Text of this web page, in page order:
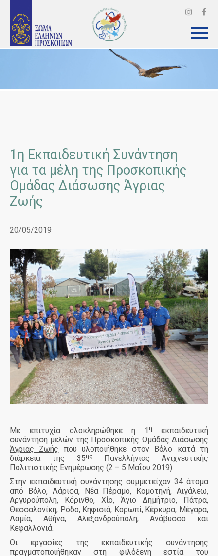
1η Εκπαιδευτική Συνάντηση
για τα μέλη της Προσκοπικής
Ομάδας Διάσωσης Άγριας
Ζωής
20/05/2019
Με επιτυχία ολοκληρώθηκε η 1η εκπαιδευτική
συνάντηση μελών της Προσκοπικής Ομάδας Διάσωσης
Άγριας Ζωής που υλοποιήθηκε στον Βόλο κατά τη
διάρκεια της 35ηςΠανελλήνιας Ανιχνευτικής
Πολιτιστικής Ενημέρωσης (2 – 5 Μαΐου 2019).
Στην εκπαιδευτική συνάντησης συμμετείχαν 34 άτομα
από Βόλο, Λάρισα, Νέα Πέραμο, Κομοτηνή, Αιγάλεω,
Αργυρούπολη, Κόρινθο, Χίο, Άγιο Δημήτριο, Πάτρα,
Θεσσαλονίκη, Ρόδο, Κηφισιά, Κορωπί, Κέρκυρα, Μέγαρα,
Λαμία, Αθήνα, Αλεξανδρούπολη, Ανάβυσσο και
Κεφαλλονιά.
Οι εργασίες της εκπαιδευτικής συνάντησης
πραγματοποιήθηκαν στη φιλόξενη εστία του